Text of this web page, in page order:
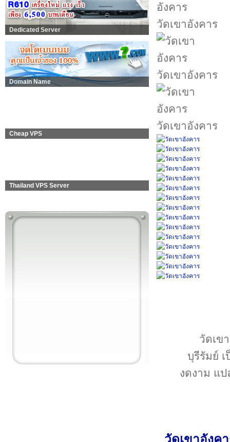
Dedicated Server
Domain Name
Cheap VPS
Thailand VPS Server
วัดเขาอังคาร
วัดเขาอังคาร
วัดเขาอังคาร
วัดเข
บุรีรัมย์
งดงาม แ